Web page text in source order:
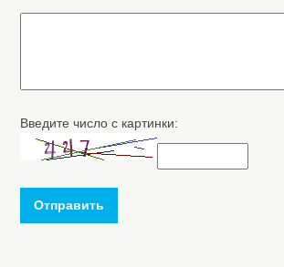
Введите число с картинки:
Отправить